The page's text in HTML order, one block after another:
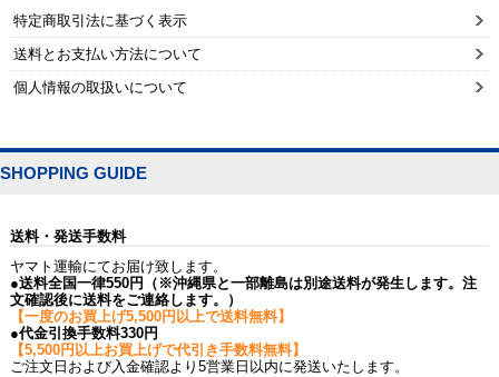
特定商取引法に基づく表示
送料とお支払い方法について
個人情報の取扱いについて
SHOPPING GUIDE
送料・発送手数料
ヤマト運輸にてお届け致します。
●送料全国一律550円（※沖縄県と一部離島は別途送料が発生します。注
文確認後に送料をご連絡します。）
【一度のお買上げ5,500円以上で送料無料】
●代金引換手数料330円
【5,500円以上お買上げで代引き手数料無料】
ご注文日および入金確認より5営業日以内に発送いたします。